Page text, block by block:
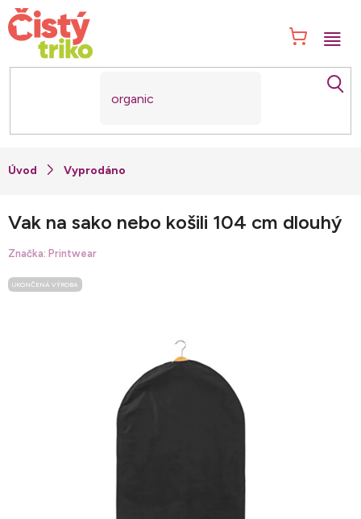
Přejít
na
obsah
Vyprodáno
Vak na sako nebo košili 104 cm dlouhý
Značka: Printwear
UKONČENÁ VÝROBA